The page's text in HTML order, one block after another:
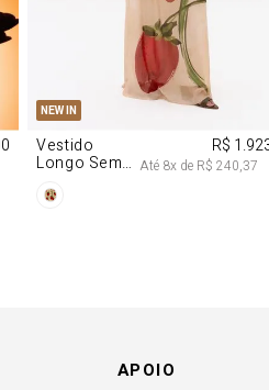
NEW IN
G
Vestido
Longo Sem
Chiffon
R$
Até 8x de R$ 240,37
APOIO